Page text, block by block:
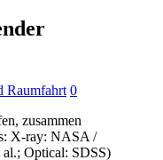
Raumfahrt 0